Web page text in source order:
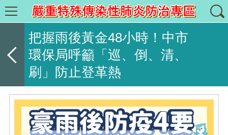
把握雨後黃金48小時！中市
環保局呼籲「巡、倒、清、
刷」防止登革熱